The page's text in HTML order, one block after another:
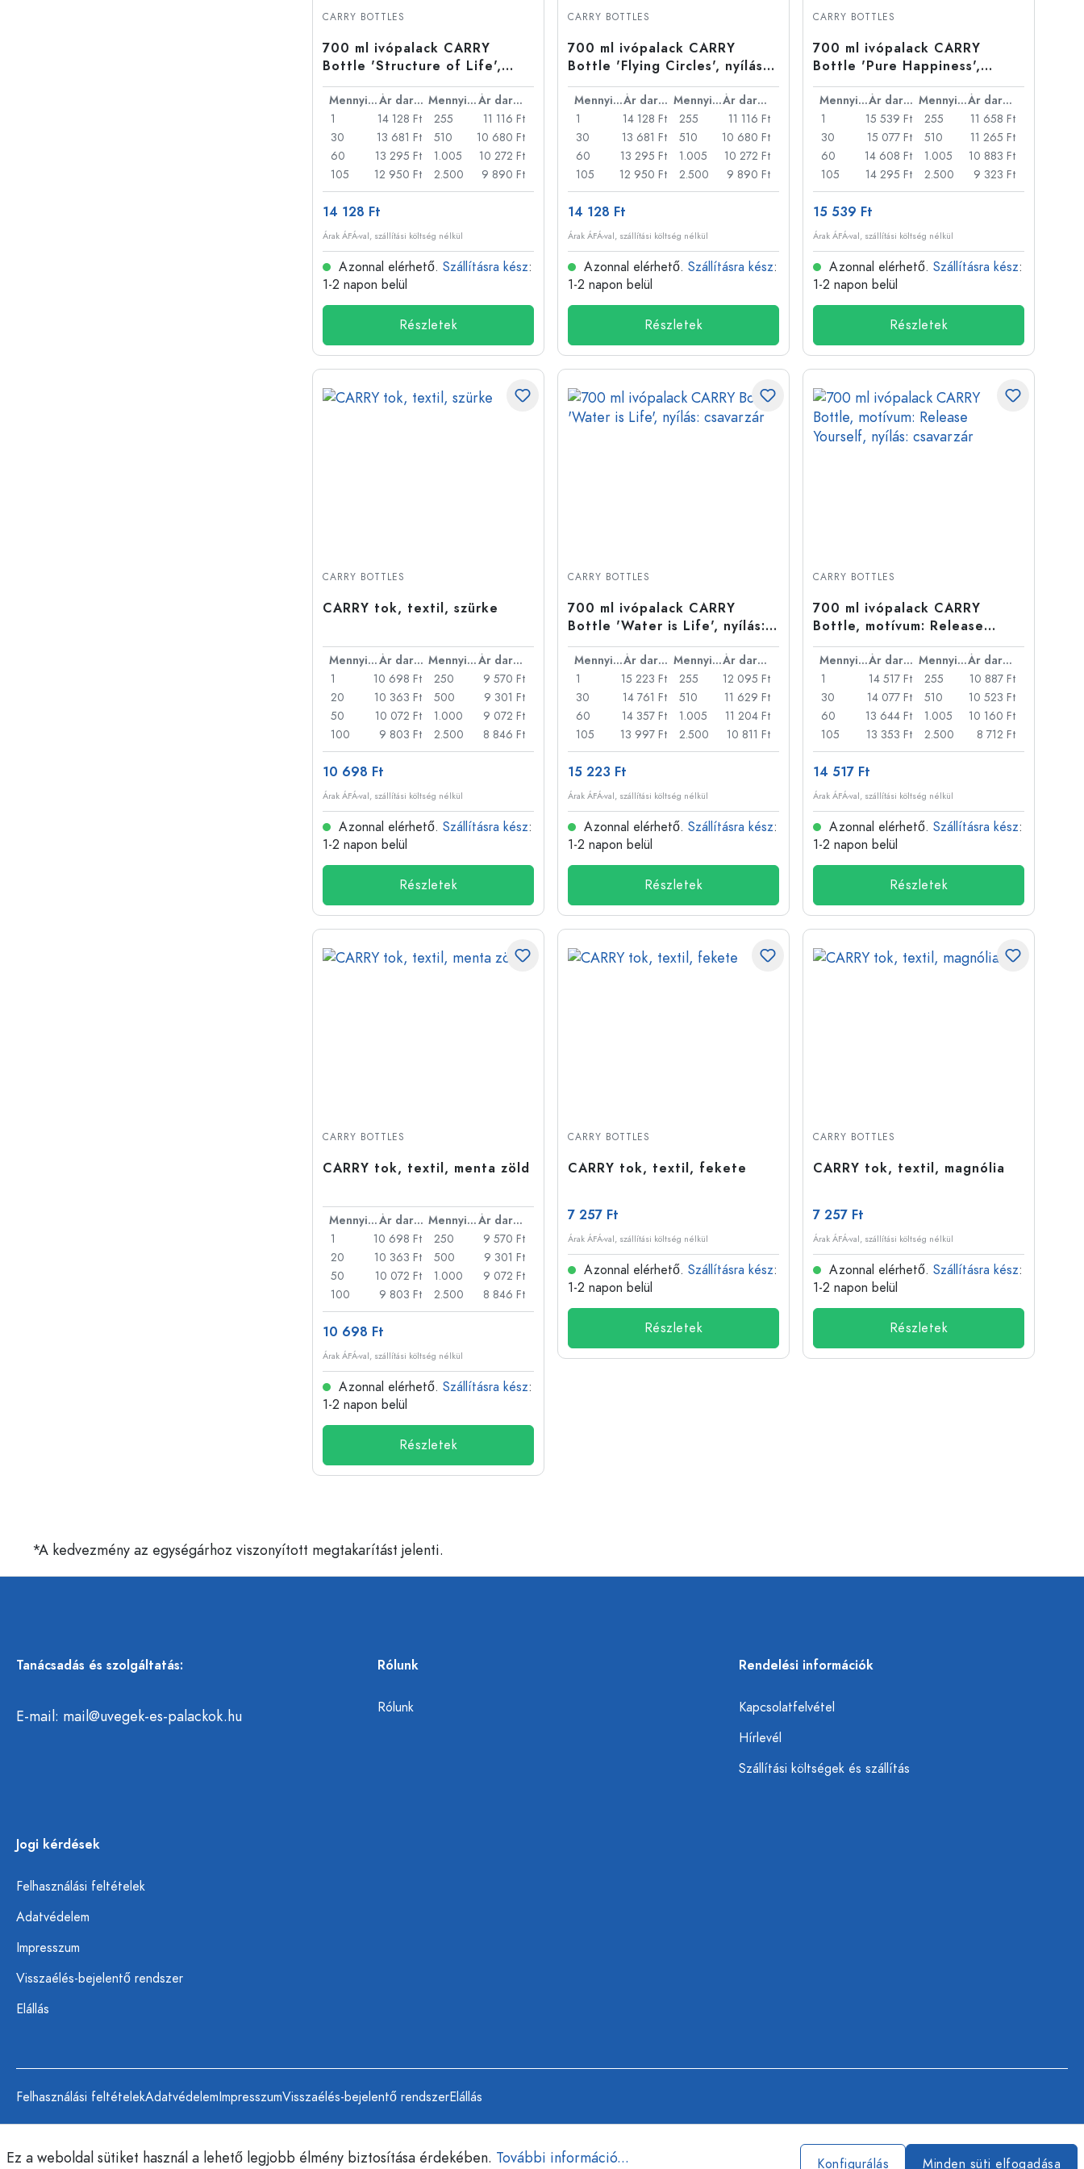
CARRY BOTTLES
700 ml ivópalack CARRY
Bottle 'Structure of Life',
nyílás: csavarzár
Mennyiség Ár darabonként Mennyiség
Ár darabonként
1
14 128 Ft
30
13 681 Ft
60
13 295 Ft
105
12 950 Ft
255
11 116 Ft
510
10 680 Ft
1.005
10 272 Ft
2.500
9 890 Ft
14 128 Ft
Árak ÁFÁ-val, szállítási költség nélkül
Azonnal elérhető. Szállításra kész:
1-2 napon belül
Részletek
CARRY BOTTLES
700 ml ivópalack CARRY
Bottle 'Flying Circles', nyílás:
csavarzár
Mennyiség Ár darabonként Mennyiség
Ár darabonként
1
14 128 Ft
30
13 681 Ft
60
13 295 Ft
105
12 950 Ft
255
11 116 Ft
510
10 680 Ft
1.005
10 272 Ft
2.500
9 890 Ft
14 128 Ft
Árak ÁFÁ-val, szállítási költség nélkül
Azonnal elérhető. Szállításra kész:
1-2 napon belül
Részletek
CARRY BOTTLES
700 ml ivópalack CARRY
Bottle 'Pure Happiness',
nyílás: csavarzár
Mennyiség Ár darabonként Mennyiség
Ár darabonként
1
15 539 Ft
30
15 077 Ft
60
14 608 Ft
105
14 295 Ft
255
11 658 Ft
510
11 265 Ft
1.005
10 883 Ft
2.500
9 323 Ft
15 539 Ft
Árak ÁFÁ-val, szállítási költség nélkül
Azonnal elérhető. Szállításra kész:
1-2 napon belül
Részletek
CARRY BOTTLES
CARRY tok, textil, szürke
Mennyiség Ár darabonként Mennyiség
Ár darabonként
1
10 698 Ft
20
10 363 Ft
50
10 072 Ft
100
9 803 Ft
250
9 570 Ft
500
9 301 Ft
1.000
9 072 Ft
2.500
8 846 Ft
10 698 Ft
Árak ÁFÁ-val, szállítási költség nélkül
Azonnal elérhető. Szállításra kész:
1-2 napon belül
Részletek
CARRY BOTTLES
700 ml ivópalack CARRY
Bottle 'Water is Life', nyílás:
csavarzár
Mennyiség Ár darabonként Mennyiség
Ár darabonként
1
15 223 Ft
30
14 761 Ft
60
14 357 Ft
105
13 997 Ft
255
12 095 Ft
510
11 629 Ft
1.005
11 204 Ft
2.500
10 811 Ft
15 223 Ft
Árak ÁFÁ-val, szállítási költség nélkül
Azonnal elérhető. Szállításra kész:
1-2 napon belül
Részletek
CARRY BOTTLES
700 ml ivópalack CARRY
Bottle, motívum: Release
Yourself, nyílás: csavarzár
Mennyiség Ár darabonként Mennyiség
Ár darabonként
1
14 517 Ft
30
14 077 Ft
60
13 644 Ft
105
13 353 Ft
255
10 887 Ft
510
10 523 Ft
1.005
10 160 Ft
2.500
8 712 Ft
14 517 Ft
Árak ÁFÁ-val, szállítási költség nélkül
Azonnal elérhető. Szállításra kész:
1-2 napon belül
Részletek
CARRY BOTTLES
CARRY tok, textil, menta zöld
Mennyiség Ár darabonként Mennyiség
Ár darabonként
1
10 698 Ft
20
10 363 Ft
50
10 072 Ft
100
9 803 Ft
250
9 570 Ft
500
9 301 Ft
1.000
9 072 Ft
2.500
8 846 Ft
10 698 Ft
Árak ÁFÁ-val, szállítási költség nélkül
Azonnal elérhető. Szállításra kész:
1-2 napon belül
Részletek
CARRY BOTTLES
CARRY tok, textil, fekete
7 257 Ft
Árak ÁFÁ-val, szállítási költség nélkül
Azonnal elérhető. Szállításra kész:
1-2 napon belül
Részletek
CARRY BOTTLES
CARRY tok, textil, magnólia
7 257 Ft
Árak ÁFÁ-val, szállítási költség nélkül
Azonnal elérhető. Szállításra kész:
1-2 napon belül
Részletek
*A kedvezmény az egységárhoz viszonyított megtakarítást jelenti.
Tanácsadás és szolgáltatás:
E-mail: mail@uvegek-es-palackok.hu
Rólunk
Rólunk
Rendelési információk
Kapcsolatfelvétel
Hírlevél
Szállítási költségek és szállítás
Jogi kérdések
Felhasználási feltételek
Adatvédelem
Impresszum
Visszaélés-bejelentő rendszer
Elállás
Felhasználási feltételekAdatvédelemImpresszumVisszaélés-bejelentő rendszerElállás
Ez a weboldal sütiket használ a lehető legjobb élmény biztosítása érdekében. További információ... Konfigurálás Minden süti elfogadása